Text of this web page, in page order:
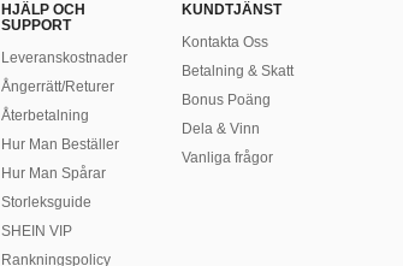
HJÄLP OCH
SUPPORT
Leveranskostnader
Ångerrätt/Returer
Återbetalning
Hur Man Beställer
Hur Man Spårar
Storleksguide
SHEIN VIP
Rankningspolicy
KUNDTJÄNST
Kontakta Oss
Betalning & Skatt
Bonus Poäng
Dela & Vinn
Vanliga frågor